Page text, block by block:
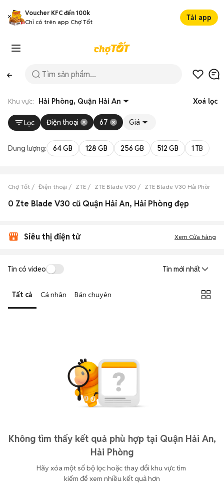
Voucher KFC đến 100k
Chỉ có trên app Chợ Tốt
Tải app
Khu vực: Hải Phòng, Quận Hải An Xoá lọc
Lọc Điện thoại 67 Giá
Dung lượng: 64 GB 128 GB 256 GB 512 GB 1 TB
Chợ Tốt Điện thoại ZTE ZTE Blade V30 ZTE Blade V30 Hải Phòng
0 Zte Blade V30 cũ Quận Hải An, Hải Phòng đẹp
Siêu thị điện tử Xem Cửa hàng
Tin có video Tin mới nhất
Tất cả Cá nhân Bán chuyên
Không tìm thấy kết quả phù hợp tại Quận Hải An,
Hải Phòng
Hãy xóa một số bộ lọc hoặc thay đổi khu vực tìm
kiếm để xem nhiều kết quả hơn